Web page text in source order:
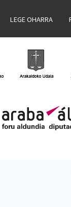
LEGE OHARRA